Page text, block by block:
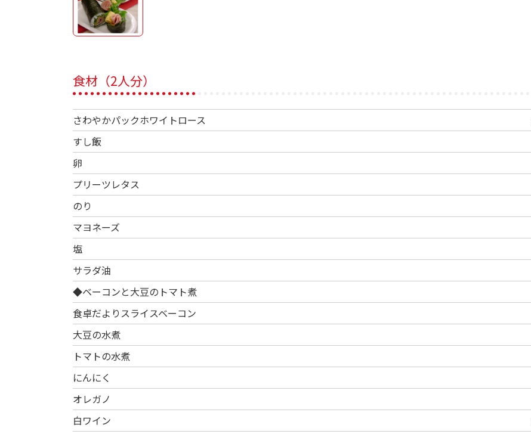
食材（2人分）
さわやかパックホワイトロース
すし飯
卵
プリーツレタス
のり
マヨネーズ
塩
サラダ油
◆ベーコンと大豆のトマト煮
食卓だよりスライスベーコン
大豆の水煮
トマトの水煮
にんにく
オレガノ
白ワイン